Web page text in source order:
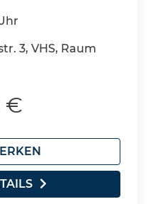
3, VHS, Raum
€